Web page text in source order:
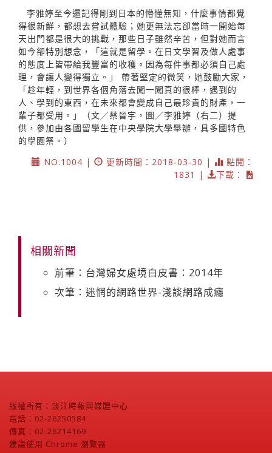
李雅婷至今還記得剛到日本的懵懂無知，什麼事情都覺
得很新鮮，都想去嘗試體驗；她更無法忘卻當時一開始每
天出門都是很大的挑戰，那些日子雖然辛苦，但對她而言
如今卻特別想念，「這就是留學。在日文學習及做人處事
的態度上皆帶給我豐富的收穫。因為每件事都必須自己處
理，會讓人變得獨立。」 帶著堅定的微笑，她鼓勵大家，
「趁年輕，到世界各個角落去闖一闖真的很棒，遇到的
人、學到的東西，在未來都會變成自己最珍貴的財產，一
輩子都受用。」（文／蔡晉宇，圖／李雅婷（右二）提
供，參加由各國留學生在中央學院大學舉辦，具多國特色
的學園祭。）
NO.1004 |
更新時間：2018-03-30 |
點閱：
1831 |
下載：
相關新聞
前筆：台灣婦女處境白皮書：2014年
次筆：迷惘的網路世界-淺談網路成癮
版權所有：淡江時報與媒體中心
電話：02-26250584
傳真：02-26214169
建議使用 Chrome 瀏覽器